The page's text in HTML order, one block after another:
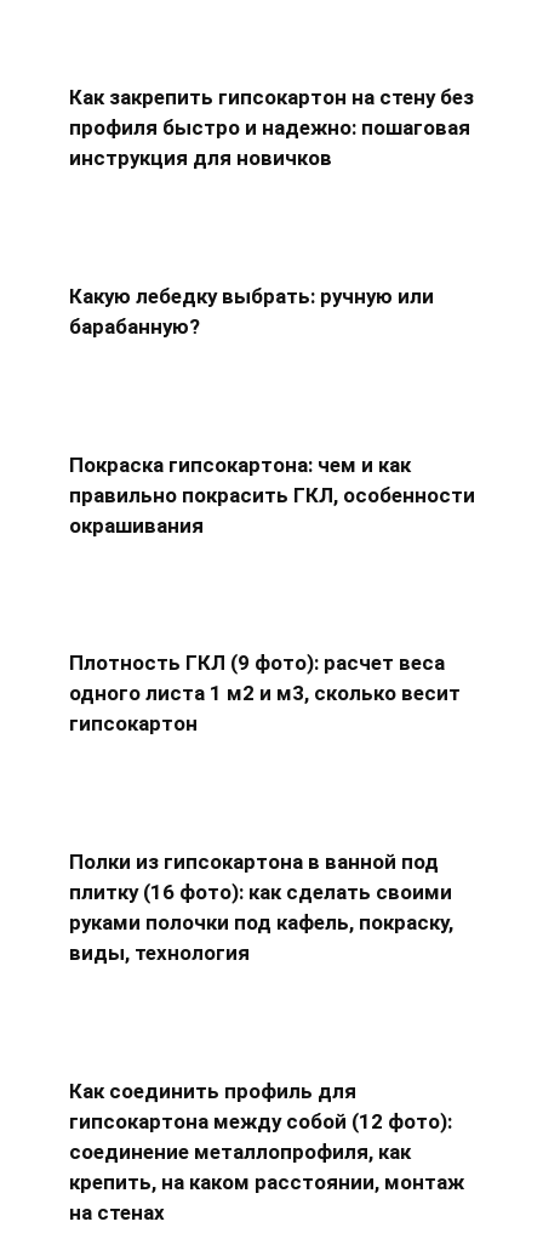
Как закрепить гипсокартон на стену без
профиля быстро и надежно: пошаговая
инструкция для новичков
Какую лебедку выбрать: ручную или
барабанную?
Покраска гипсокартона: чем и как
правильно покрасить ГКЛ, особенности
окрашивания
Плотность ГКЛ (9 фото): расчет веса
одного листа 1 м2 и м3, сколько весит
гипсокартон
Полки из гипсокартона в ванной под
плитку (16 фото): как сделать своими
руками полочки под кафель, покраску,
виды, технология
Как соединить профиль для
гипсокартона между собой (12 фото):
соединение металлопрофиля, как
крепить, на каком расстоянии, монтаж
на стенах